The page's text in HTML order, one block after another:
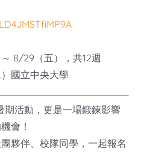
8/29（五），共12週
國立中央大學
期活動，更是一場鍛鍊影響
會！
夥伴、校隊同學，一起報名